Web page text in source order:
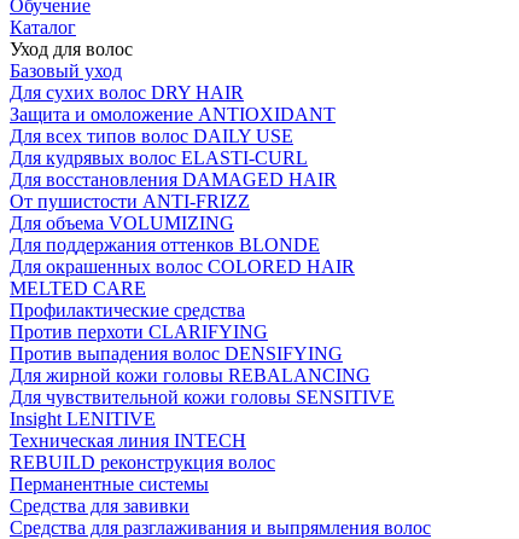
Обучение
Каталог
Уход для волос
Базовый уход
Для сухих волос DRY HAIR
Защита и омоложение ANTIOXIDANT
Для всех типов волос DAILY USE
Для кудрявых волос ELASTI-CURL
Для восстановления DAMAGED HAIR
От пушистости ANTI-FRIZZ
Для объема VOLUMIZING
Для поддержания оттенков BLONDE
Для окрашенных волос COLORED HAIR
MELTED CARE
Профилактические средства
Против перхоти CLARIFYING
Против выпадения волос DENSIFYING
Для жирной кожи головы REBALANCING
Для чувствительной кожи головы SENSITIVE
Insight LENITIVE
Техническая линия INTECH
REBUILD реконструкция волос
Перманентные системы
Средства для завивки
Средства для разглаживания и выпрямления волос